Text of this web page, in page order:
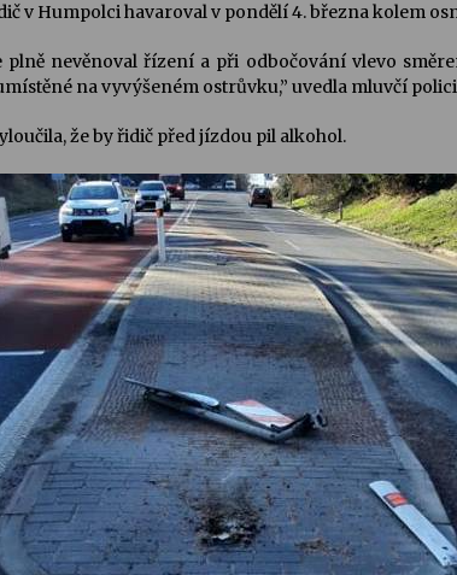
ožije odkaz Josefa Čapka
7. 2026
v Humpolci havaroval v pondělí 4. března kolem
plně nevěnoval řízení a při odbočování vlevo
na vyvýšeném ostrůvku,” uvedla mluvčí
že by řidič před jízdou pil alkohol.